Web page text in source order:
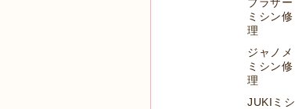
ミシン修
理
ジャノメ
ミシン修
理
JUKIミシ